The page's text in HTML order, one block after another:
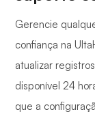
Gerencie
confiança na
atualizar
disponível 24
que a